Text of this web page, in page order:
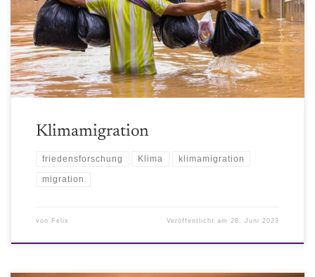
einzugehen. What-the-Fakt: Quellenangaben: Politische
Reaktionen: Verwandte Episoden zu diesem Thema: Episode #4:
Interview: Nachhaltiges digitales NomadentumLobbyismus und
PolitikDer direkte […]
Klimamigration
friedensforschung Klima klimamigration
migration
von Felix Veröffentlicht am28. Juni 2023